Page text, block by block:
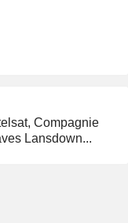
Compagnie
Lansdown...